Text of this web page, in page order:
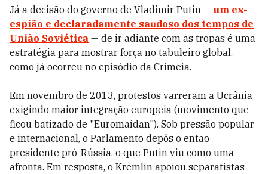
Já a decisão do governo de Vladimir Putin — um ex-
espião e declaradamente saudoso dos tempos de
União Soviética — de ir adiante com as tropas é uma
estratégia para mostrar força no tabuleiro global,
como já ocorreu no episódio da Crimeia.
Em novembro de 2013, protestos varreram a Ucrânia
exigindo maior integração europeia (movimento que
ficou batizado de "Euromaidan"). Sob pressão popular
e internacional, o Parlamento depôs o então
presidente pró-Rússia, o que Putin viu como uma
afronta. Em resposta, o Kremlin apoiou separatistas